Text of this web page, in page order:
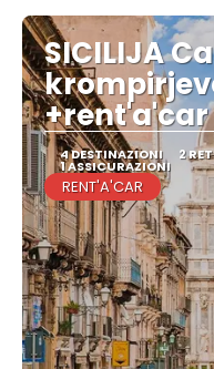
SICILIJA
+rent'a'car
4 DESTINAZIONI 2
1 ASSICURAZIONI
RENT'A'CAR